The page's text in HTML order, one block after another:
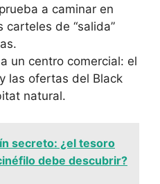
a caminar en
carteles de “salida”
un centro comercial: el
las ofertas del Black
natural.
secreto: ¿el tesoro
debe descubrir?